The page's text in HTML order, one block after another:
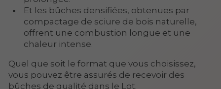
Et les bûches densifiées, obtenues par
compactage de sciure de bois naturelle,
offrent une combustion longue et une
chaleur intense.
Quel que soit le format que vous choisissez,
vous pouvez être assurés de recevoir des
bûches de qualité dans le Lot.